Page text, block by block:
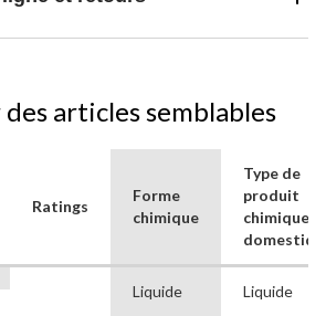
articles semblables
Ratings
Forme
chimique
Type de
produit
chimique
Liquide Liquide